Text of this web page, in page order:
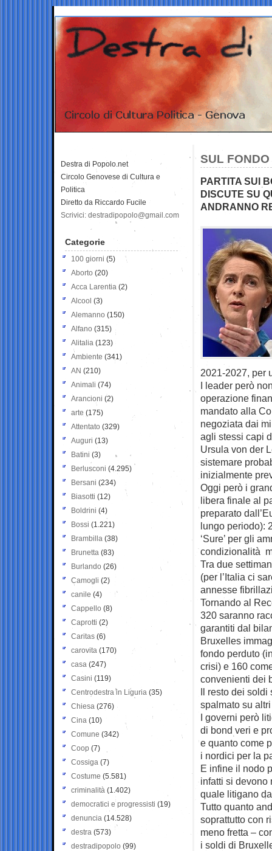
SUL FONDO
PARTITA SUI
DISCUTE SU
ANDRANNO
2021-2027, per
I leader però
operazione
mandato alla
negoziata dai
agli stessi capi
Ursula von der
sistemare
inizialmente
Oggi però i
libera finale al
preparato
lungo periodo):
‘Sure’ per gli
condizionalità
Tra due
(per l’Italia ci
annesse
Tornando al
320 saranno
garantiti dal
Bruxelles
fondo perduto
crisi) e 160
convenienti dei
Il resto dei soldi
spalmato su
I governi però
di bond veri e
e quanto come
i nordici per la
E infine il nodo
infatti si devono
quale litigano
Tutto quanto
soprattutto con
meno fretta –
i soldi di
Destra di Popolo.net
Circolo Genovese di Cultura e
Politica
Diretto da Riccardo Fucile
Scrivici: destradipopolo@gmail.com
Categorie
100 giorni (5)
Aborto (20)
Acca Larentia (2)
Alcool (3)
Alemanno (150)
Alfano (315)
Alitalia (123)
Ambiente (341)
AN (210)
Animali (74)
Arancioni (2)
arte (175)
Attentato (329)
Auguri (13)
Batini (3)
Berlusconi (4.295)
Bersani (234)
Biasotti (12)
Boldrini (4)
Bossi (1.221)
Brambilla (38)
Brunetta (83)
Burlando (26)
Camogli (2)
canile (4)
Cappello (8)
Caprotti (2)
Caritas (6)
carovita (170)
casa (247)
Casini (119)
Centrodestra in Liguria (35)
Chiesa (276)
Cina (10)
Comune (342)
Coop (7)
Cossiga (7)
Costume (5.581)
criminalità (1.402)
democratici e progressisti (19)
denuncia (14.528)
destra (573)
destradipopolo (99)